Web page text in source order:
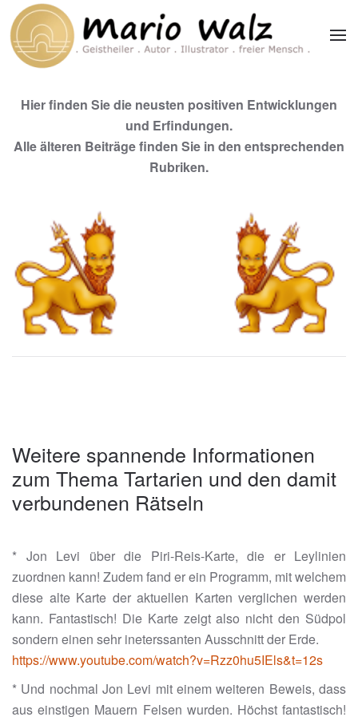
Zum Hauptinhalt springen
Hier finden Sie die neusten positiven Entwicklungen
und Erfindungen.
Alle älteren Beiträge finden Sie in den entsprechenden
Rubriken.
Weitere spannende Informationen
zum Thema Tartarien und den damit
verbundenen Rätseln
* Jon Levi über die Piri-Reis-Karte, die er Leylinien
zuordnen kann! Zudem fand er ein Programm, mit welchem
diese alte Karte der aktuellen Karten verglichen werden
kann. Fantastisch! Die Karte zeigt also nicht den Südpol
sondern einen sehr ineterssanten Ausschnitt der Erde.
https://www.youtube.com/watch?v=Rzz0hu5IEls&t=12s
* Und nochmal Jon Levi mit einem weiteren Beweis, dass
aus einstigen Mauern Felsen wurden. Höchst fantastisch!